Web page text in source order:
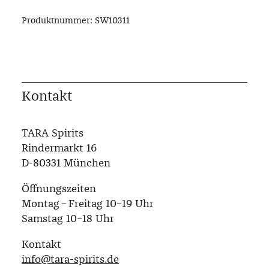
Produktnummer: SW10311
Kontakt
TARA Spirits
Rindermarkt 16
D-80331 München
Öffnungszeiten
Montag – Freitag 10–19 Uhr
Samstag 10–18 Uhr
Kontakt
info@tara-spirits.de